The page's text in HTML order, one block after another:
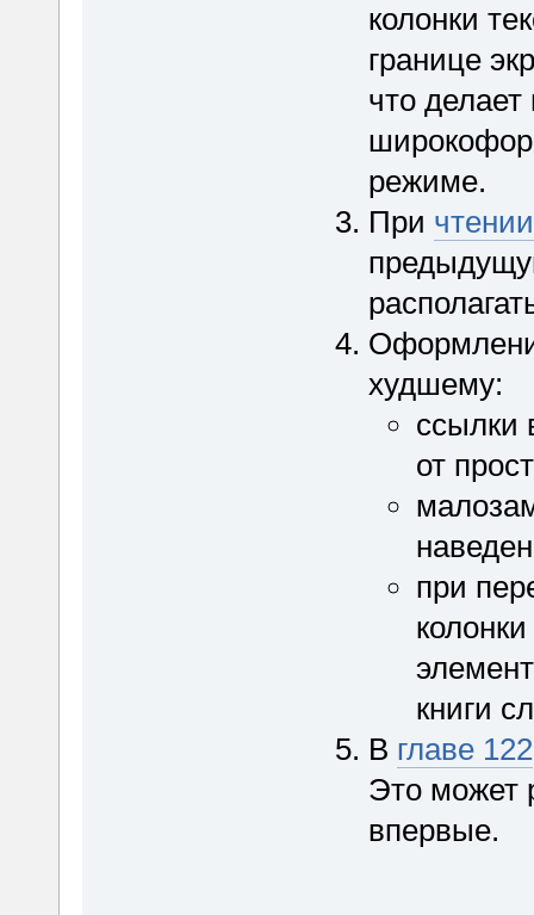
колонки
границе
что
режиме.
При
худшему:
ссылки
от
при
книги
В главе 122
Это может
впервые.